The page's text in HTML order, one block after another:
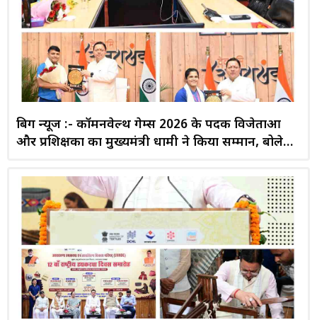
बिग न्यूज :- कॉमनवेल्थ गेम्स 2026 के पदक विजेताओं
और प्रशिक्षकों का मुख्यमंत्री धामी ने किया सम्मान, बोले—